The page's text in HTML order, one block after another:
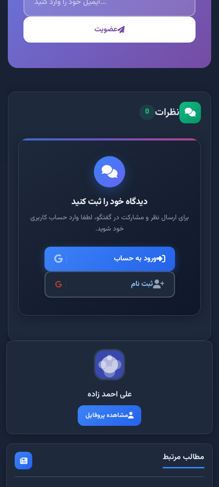
عضویت
نظرات 0
دیدگاه خود را ثبت کنید
برای ارسال نظر و مشارکت در گفتگو، لطفا وارد حساب کاربری
خود شوید.
ورود به حساب
ثبت نام
علی احمد زاده
مشاهده پروفایل
مطالب مرتبط